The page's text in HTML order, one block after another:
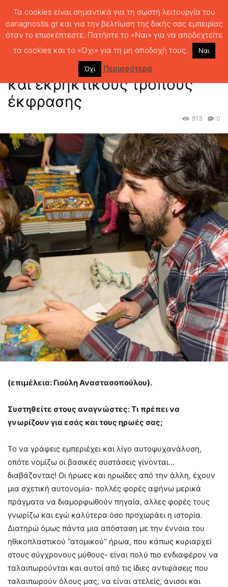
ΣΥΣΤΑΤΙΚΕΣ ΕΠΙΣΤΟΛΕΣ
Πάνος
Τσερόλας: για νέους και εκρηκτικούς τρόπους έκφρασης
Πάνος Τσερόλας: για νέους
και εκρηκτικούς τρόπους
έκφρασης
0
813
(επιμέλεια: Γιούλη Αναστασοπούλου).
Συστηθείτε στους αναγνώστες: Tι πρέπει να
γνωρίζουν για εσάς και τους ηρωές σας;
Το να γράφεις εμπεριέχει και λίγο αυτοψυχανάλυση,
οπότε νομίζω οι βασικές συστάσεις γίνονται…
διαβάζοντας! Οι ήρωες και ηρωίδες από την άλλη, έχουν
μια σχετική αυτονομία- πολλές φορές αφήνω μερικά
πράγματα να διαμορφωθούν πηγαία, άλλες φορές τους
γνωρίζω και εγώ καλύτερα όσο προχωράει η ιστορία.
Διατηρώ όμως πάντα μια απόσταση με την έννοια του
ηθικοπλαστικού ‘’ατομικού’’ ήρωα, που κάπως κυριαρχεί
στους σύγχρονους μύθους- είναι πολύ πιο ενδιαφέρον να
ταλαιπωρούνται και αυτοί από τις ίδιες αντιφάσεις που
ταλαιπωρούν όλους μας, να είναι ατελείς, άνισοι και
Τα cookies είναι σημαντικά για τη σωστή λειτουργία του
oanagnostis.gr και για την βελτίωση της δικής σας εμπειρίας
όταν το επισκέπτεστε. Πατήστε το «Ναι» για να αποδεχτείτε
τα cookies και το «Όχι» για τη μη αποδοχή τους.
Ναι
Όχι Περισσότερα